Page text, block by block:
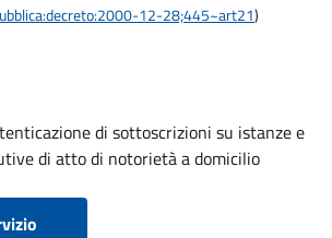
12-28;445~art21)
di sottoscrizioni su istanze e
di atto di notorietà a domicilio